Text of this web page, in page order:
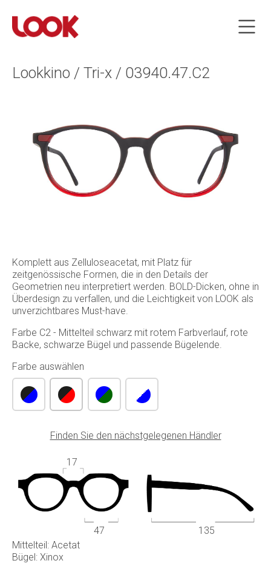
Lookkino / Tri-x / 03940.47.C2
Mittelteil: Acetat
Bügel: Xinox
Komplett aus Zelluloseacetat, mit Platz für
zeitgenössische Formen, die in den Details der
Geometrien neu interpretiert werden. BOLD-Dicken, ohne in
Überdesign zu verfallen, und die Leichtigkeit von LOOK als
unverzichtbares Must-have.
Farbe C2 - Mittelteil schwarz mit rotem Farbverlauf, rote
Backe, schwarze Bügel und passende Bügelende.
Farbe auswählen
Finden Sie den nächstgelegenen Händler
47
17
135